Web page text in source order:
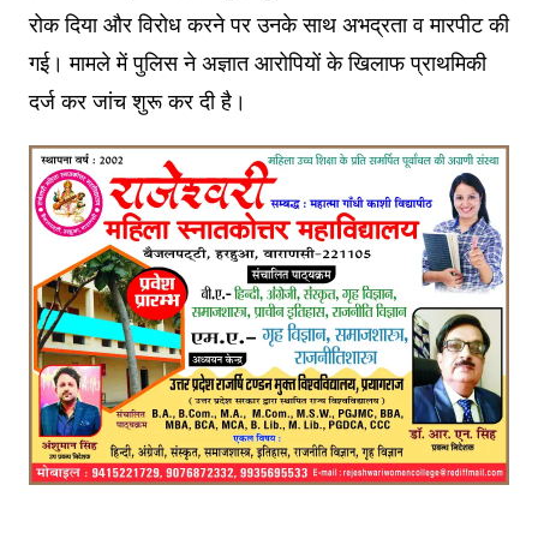
रोक दिया और विरोध करने पर उनके साथ अभद्रता व मारपीट की
गई। मामले में पुलिस ने अज्ञात आरोपियों के खिलाफ प्राथमिकी
दर्ज कर जांच शुरू कर दी है।